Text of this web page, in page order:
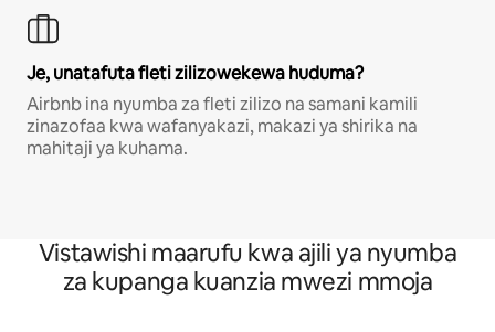
Je, unatafuta fleti zilizowekewa huduma?
Airbnb ina nyumba za fleti zilizo na samani kamili
zinazofaa kwa wafanyakazi, makazi ya shirika na
mahitaji ya kuhama.
Vistawishi maarufu kwa ajili ya nyumba
za kupanga kuanzia mwezi mmoja